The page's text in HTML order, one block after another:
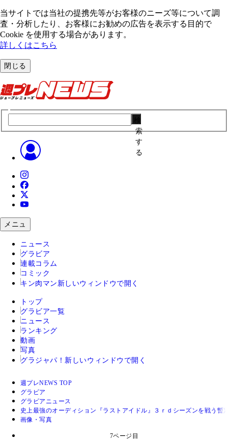
当サイトでは当社の提携先等がお客様のニーズ等について調
査・分析したり、お客様にお勧めの広告を表⽰する⽬的で
Cookie を使⽤する場合があります。
詳しくはこちら
閉じる
索
す
る
メニュ
ニュース
グラビア
連載コラム
コミック
キン肉マン 新しいウィンドウで開く
トップ
グラビア一覧
ニュース
ランキング
動画
写真
グラジャパ！ 新しいウィンドウで開く
週プレNEWS TOP
グラビア
グラビアニュース
史上最強のオーディション『ラストアイドル』３ｒｄシーズンを戦う暫
画像・写真
7ページ目